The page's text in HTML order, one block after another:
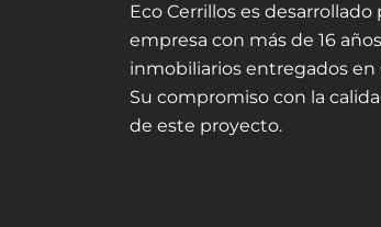
Eco Cerrillos es
empresa con más de 16
inmobiliarios entregados en
Su compromiso con la
de este proyecto.